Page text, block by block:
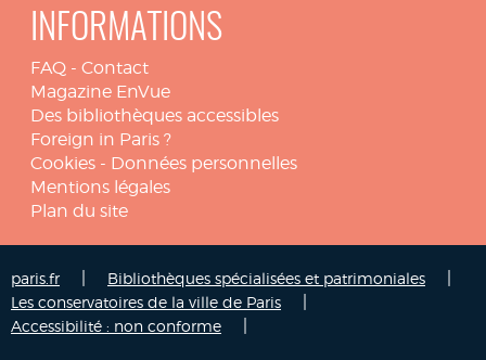
INFORMATIONS
FAQ - Contact
Magazine EnVue
Des bibliothèques accessibles
Foreign in Paris ?
Cookies - Données personnelles
Mentions légales
Plan du site
paris.fr Bibliothèques spécialisées et patrimoniales
Les conservatoires de la ville de Paris
Accessibilité : non conforme